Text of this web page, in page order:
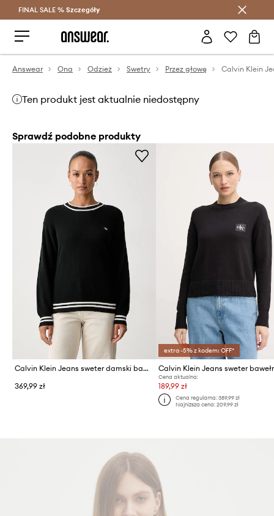
Oszczędzaj z Answear Club >
FINAL SALE % Szczegóły
Answear Ona Odzież Swetry Przez głowę Calvin Klein
Ten produkt jest aktualnie niedostępny
Sprawdź podobne produkty
Calvin Klein Jeans sweter damski bawełniany
369,99 zł
extra -5% z kodem: OFF*
Calvin Klein Jeans sweter
Cena aktualna:
189,99 zł
Cena regularna: 389,99 zł
Najniższa cena: 209,99 zł